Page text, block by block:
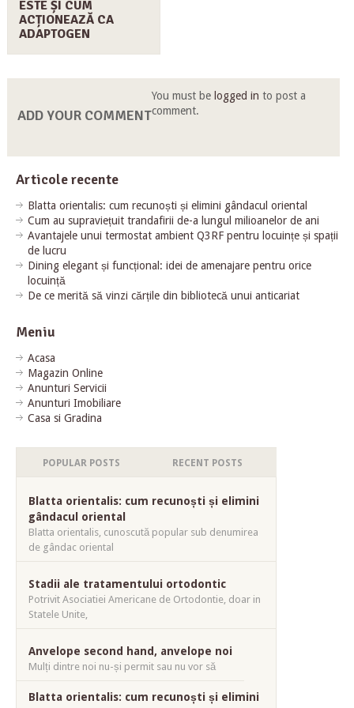
ESTE ȘI CUM
ACȚIONEAZĂ CA
ADAPTOGEN
ADD YOUR COMMENT
You must be logged in to post a
comment.
Articole recente
Blatta orientalis: cum recunoști și elimini gândacul oriental
Cum au supraviețuit trandafirii de-a lungul milioanelor de ani
Avantajele unui termostat ambient Q3RF pentru locuințe și spații
de lucru
Dining elegant și funcțional: idei de amenajare pentru orice
locuință
De ce merită să vinzi cărțile din bibliotecă unui anticariat
Meniu
Acasa
Magazin Online
Anunturi Servicii
Anunturi Imobiliare
Casa si Gradina
POPULAR POSTS RECENT POSTS
Blatta orientalis: cum recunoști și elimini
gândacul oriental
Blatta orientalis, cunoscută popular sub denumirea
de gândac oriental
Stadii ale tratamentului ortodontic
Potrivit Asociatiei Americane de Ortodontie, doar in
Statele Unite,
Anvelope second hand, anvelope noi
Mulți dintre noi nu-și permit sau nu vor să
Blatta orientalis: cum recunoști și elimini